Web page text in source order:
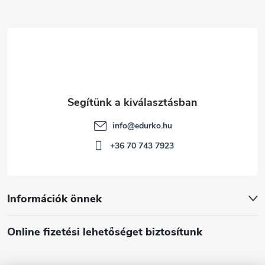
Információk önnek
Online fizetési lehetőséget biztosítunk
info@edurko.hu
+36 70 743 7923